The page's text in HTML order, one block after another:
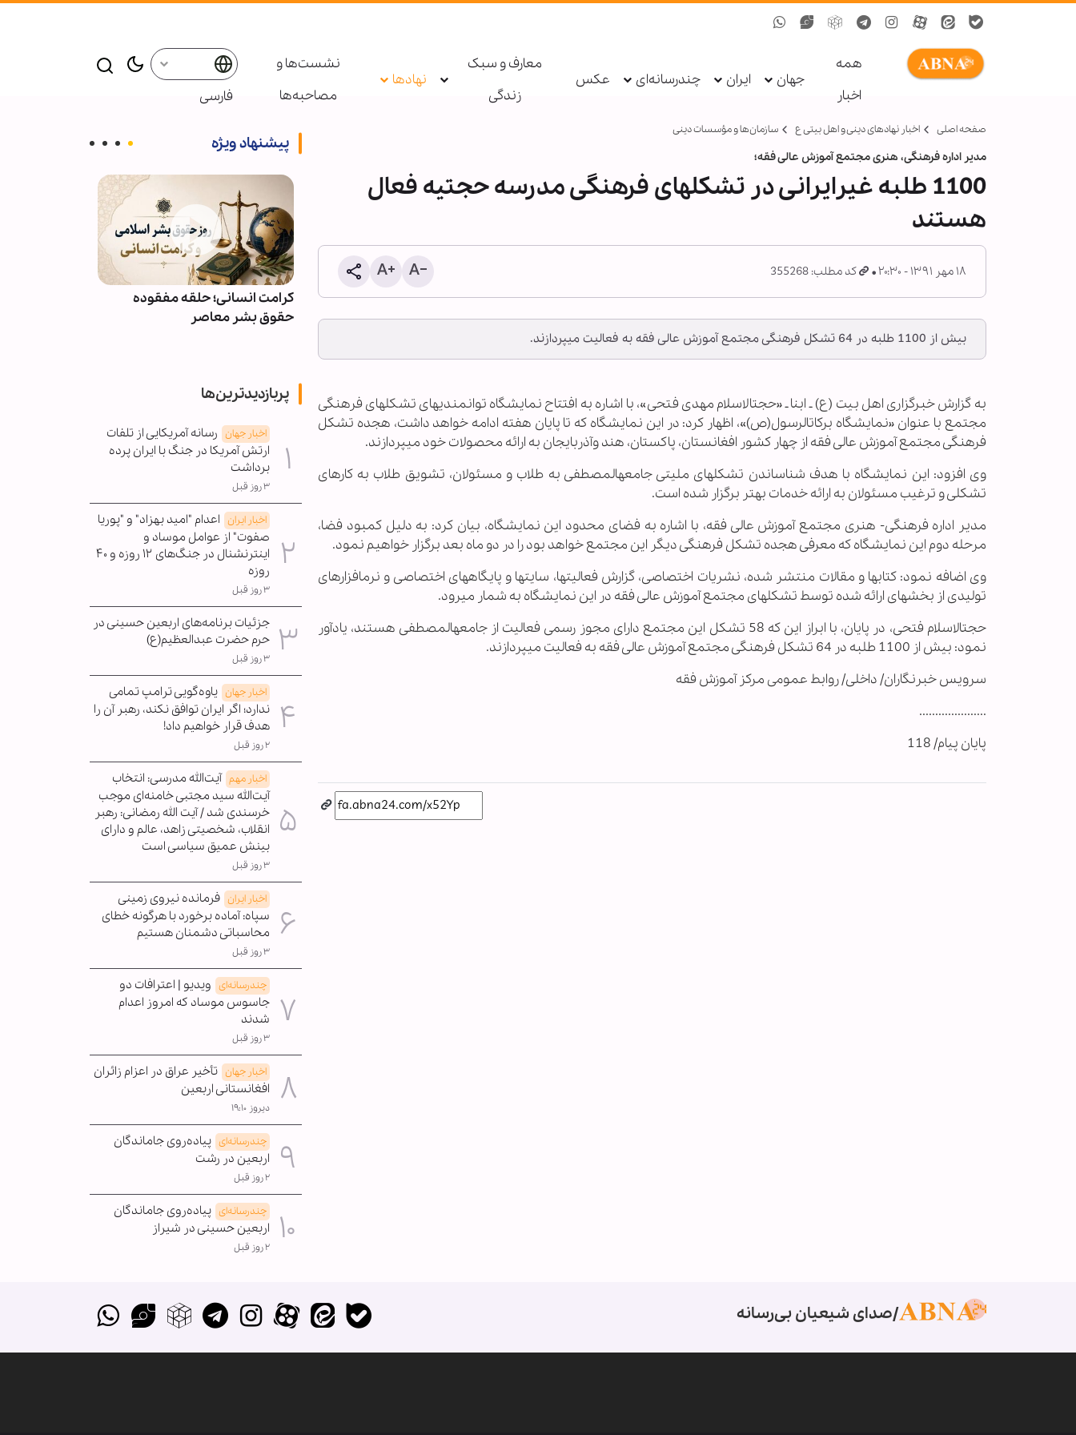
همه
اخبار
جهان ایران چندرسانه‌ای عکس
معارف و سبک
زندگی
نهادها
نشست‌ها و
مصاحبه‌ها
فارسی
صفحه اصلی اخبار نهادهای دینی و اهل بیتی ع سازمان‌ها و مؤسسات دینی
مدیر اداره فرهنگی، هنری مجتمع آموزش عالی فقه؛
1100 طلبه غیرایرانی در تشکل­های فرهنگی مدرسه حجتیه فعال
هستند
۱۸ مهر ۱۳۹۱ - ۲۰:۳۰ کد مطلب: 355268
بیش از 1100 طلبه در 64 تشکل فرهنگی مجتمع آموزش عالی فقه به فعالیت می­پردازند.
به گزارش خبرگزاری اهل بیت (ع) ـ ابنا ـ «حجت­الاسلام مهدی فتحی­»، با اشاره به افتتاح نمایشگاه توانمندی­های تشکل­های فرهنگی
مجتمع با عنوان «نمایشگاه برکات­الرسول(ص)»، اظهار کرد: در این نمایشگاه که تا پایان هفته ادامه خواهد داشت، هجده تشکل
فرهنگی مجتمع آموزش عالی فقه از چهار کشور افغانستان، پاکستان، هند وآذربایجان به ارائه محصولات خود می­پردازند.
وی افزود: این نمایشگاه با هدف شناساندن تشکل­های ملیتی جامعه­المصطفی به طلاب و مسئولان، تشویق طلاب به کارهای
تشکلی و ترغیب مسئولان به ارائه خدمات بهتر برگزار شده است.
مدیر اداره فرهنگی- هنری مجتمع آموزش عالی فقه، با اشاره به فضای محدود این نمایشگاه، بیان کرد: به دلیل کمبود فضا،
مرحله دوم این نمایشگاه که معرفی هجده تشکل فرهنگی دیگر این مجتمع خواهد بود را در دو ماه بعد برگزار خواهیم نمود.
وی اضافه نمود: کتاب­ها و مقالات منتشر شده، نشریات اختصاصی، گزارش فعالیت­ها، سایت­ها و پایگاه­های اختصاصی و نرم­افزارهای
تولیدی از بخش­های ارائه شده توسط تشکل­های مجتمع آموزش عالی فقه در این نمایشگاه به شمار می­رود.
حجت­الاسلام فتحی، در پایان، با ابراز این که 58 تشکل این مجتمع دارای مجوز رسمی فعالیت از جامعه­المصطفی هستند، یادآور
نمود: بیش از 1100 طلبه در 64 تشکل فرهنگی مجتمع آموزش عالی فقه به فعالیت می­پردازند.
سرویس خبرنگاران/ داخلی/ روابط عمومی مرکز آموزش فقه
.....................
پایان پیام/ 118
پیشنهاد ویژه
اطعام روزانه ۱۰ هزار زائر در موکب
حرم بانوی کرامت در ایام اربعین
کرامت انسانی؛ حلقه مفقوده
حقوق بشر معاصر
پربازدیدترین‌ها
اخبار جهان رسانه آمریکایی از تلفات
ارتش آمریکا در جنگ با ایران پرده
برداشت
۳ روز قبل
اخبار ایران اعدام "امید بهزاد" و "پوریا
صفوت" از عوامل موساد و
اینترنشنال در جنگ‌های ۱۲ روزه و ۴۰
روزه
۳ روز قبل
جزئیات برنامه‌های اربعین حسینی در
حرم حضرت عبدالعظیم(ع)
۳ روز قبل
اخبار جهان یاوه‌گویی ترامپ تمامی
ندارد؛ اگر ایران توافق نکند، رهبر آن را
هدف قرار خواهیم داد!
۲ روز قبل
اخبار مهم آیت‌الله مدرسی: انتخاب
آیت‌الله سید مجتبی خامنه‌ای موجب
خرسندی شد / آیت الله رمضانی: رهبر
انقلاب، شخصیتی زاهد، عالم و دارای
بینش عمیق سیاسی است
۳ روز قبل
اخبار ایران فرمانده نیروی زمینی
سپاه: آماده برخورد با هرگونه خطای
محاسباتی دشمنان هستیم
۳ روز قبل
چندرسانه‌ای ویدیو | اعترافات دو
جاسوس موساد که امروز اعدام
شدند
۳ روز قبل
اخبار جهان تأخیر عراق در اعزام زائران
افغانستانی اربعین
دیروز ۱۹:۱۰
چندرسانه‌ای پیاده‌روی جاماندگان
اربعین در رشت
۲ روز قبل
چندرسانه‌ای پیاده‌روی جاماندگان
اربعین حسینی در شیراز
۲ روز قبل
صدای شیعیان بی‌رسانه